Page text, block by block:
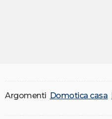
Argomenti Domotica casa